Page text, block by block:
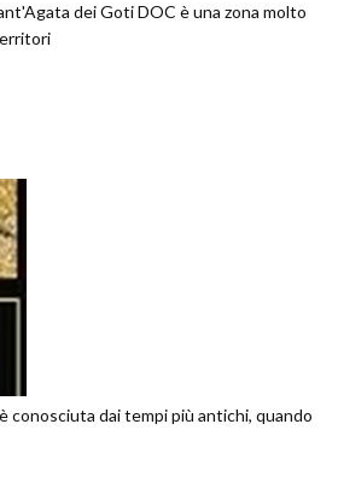
dei Goti DOC è una zona molto
conosciuta dai tempi più antichi, quando